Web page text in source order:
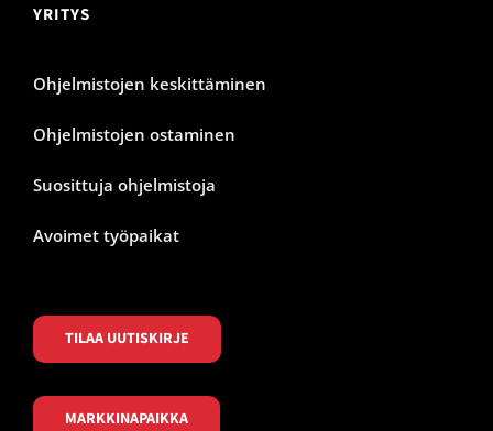
YRITYS
Ohjelmistojen keskittäminen
Ohjelmistojen ostaminen
Suosittuja ohjelmistoja
Avoimet työpaikat
TILAA UUTISKIRJE
MARKKINAPAIKKA